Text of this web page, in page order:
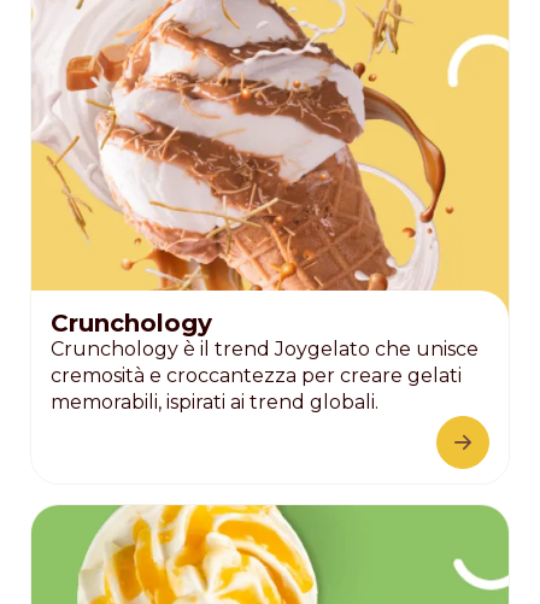
Crunchology
Crunchology è il trend Joygelato che unisce
cremosità e croccantezza per creare gelati
memorabili, ispirati ai trend globali.